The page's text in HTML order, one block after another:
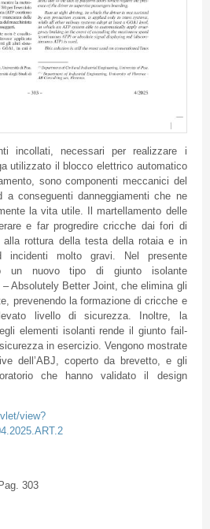
incollati, necessari per realizzare i
utilizzato il blocco elettrico automatico
sono componenti meccanici del
a conseguenti danneggiamenti che ne
la vita utile. Il martellamento delle
e far progredire cricche dai fori di
alla rottura della testa della rotaia e in
incidenti molto gravi. Nel presente
un nuovo tipo di giunto isolante
Absolutely Better Joint, che elimina gli
prevenendo la formazione di cricche e
livello di sicurezza. Inoltre, la
elementi isolanti rende il giunto fail-
in esercizio. Vengono mostrate
dell’ABJ, coperto da brevetto, e gli
che hanno validato il design
view?
Pag. 303